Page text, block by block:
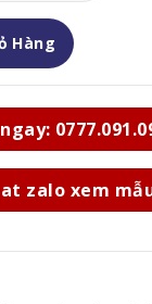
Hàng
zalo xem